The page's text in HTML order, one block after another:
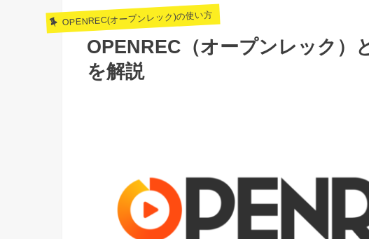
OPENREC(オープンレック)の使い方
OPENREC（オープンレック）
を解説